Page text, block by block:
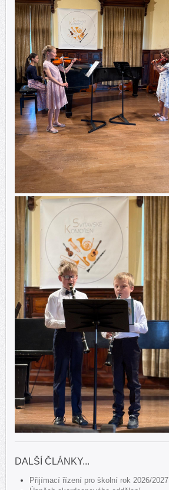
DALŠÍ ČLÁNKY...
Přijímací řízení pro školní rok 2026/2027